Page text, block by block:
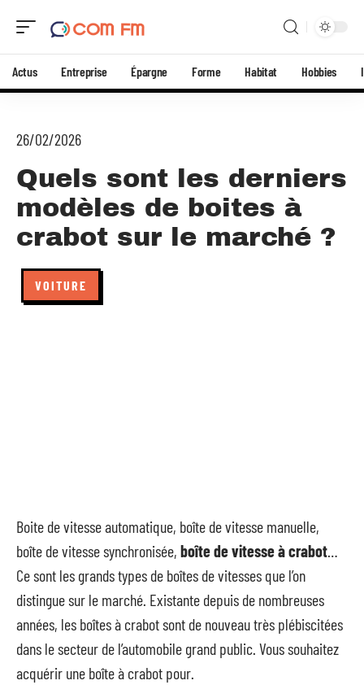
Actus Entreprise Épargne Forme Habitat Hobbies
26/02/2026
Quels sont les derniers
modèles de boites à
crabot sur le marché ?
VOITURE
Boite de vitesse automatique, boîte de vitesse manuelle,
boîte de vitesse synchronisée, boîte de vitesse à crabot…
Ce sont les grands types de boîtes de vitesses que l’on
distingue sur le marché. Existante depuis de nombreuses
années, les boîtes à crabot sont de nouveau très plébiscitées
dans le secteur de l’automobile grand public. Vous souhaitez
acquérir une boîte à crabot pour.